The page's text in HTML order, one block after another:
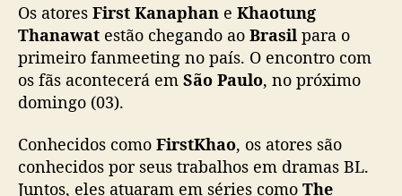
B
r
i
a
r
a
Os atores First Kanaphan e Khaotung
Thanawat estão chegando ao Brasil para o
primeiro fanmeeting no país. O encontro com
os fãs acontecerá em São Paulo, no próximo
domingo (03).
Conhecidos como FirstKhao, os atores são
conhecidos por seus trabalhos em dramas BL.
Juntos, eles atuaram em séries como The